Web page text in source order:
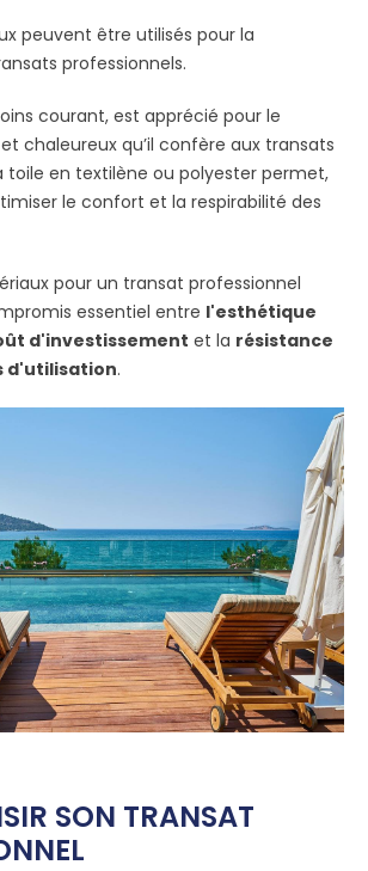
peuvent être utilisés pour la
professionnels.
courant, est apprécié pour le
chaleureux qu’il confère aux transats
toile en textilène ou polyester permet,
le confort et la respirabilité des
pour un transat professionnel
essentiel entre l'esthétique
d'investissement et la résistance
d'utilisation.
SON TRANSAT